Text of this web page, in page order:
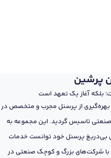
پرشین
بلکه آغاز یک تعهد است
پارس تامین پرشین در سال 1389 با بهره‌گیری از پرسنل مجرب و متخصص در
تاسیس گردید. این مجموعه به
بی‌دریغ پرسنل خود توانست خدمات
و با شرکت‌های بزرگ و کوچک صنعتی در